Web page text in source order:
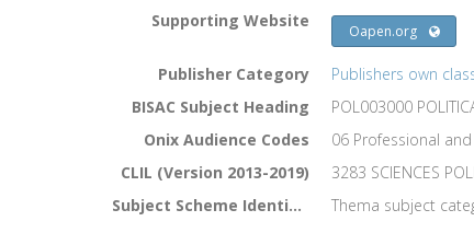
Supporting Website
Oapen.org
Publisher Category Publishers own
BISAC Subject Heading
POL003000
Onix Audience Codes
06 Professional
CLIL (Version 2013-2019)
3283 SCIENCES
Subject Scheme Identifier Code
Thema subject